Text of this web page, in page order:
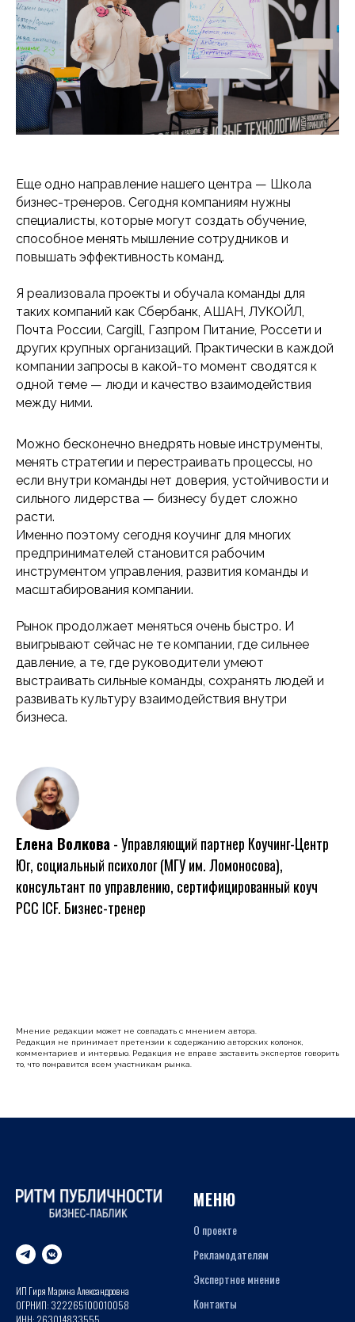
Еще одно направление нашего центра — Школа
бизнес-тренеров. Сегодня компаниям нужны
специалисты, которые могут создать обучение,
способное менять мышление сотрудников и
повышать эффективность команд.
Я реализовала проекты и обучала команды для
таких компаний как Сбербанк, АШАН, ЛУКОЙЛ,
Почта России, Cargill, Газпром Питание, Россети и
других крупных организаций. Практически в каждой
компании запросы в какой-то момент сводятся к
одной теме — люди и качество взаимодействия
между ними.
Можно бесконечно внедрять новые инструменты,
менять стратегии и перестраивать процессы, но
если внутри команды нет доверия, устойчивости и
сильного лидерства — бизнесу будет сложно
расти.
Именно поэтому сегодня коучинг для многих
предпринимателей становится рабочим
инструментом управления, развития команды и
масштабирования компании.
Рынок продолжает меняться очень быстро. И
выигрывают сейчас не те компании, где сильнее
давление, а те, где руководители умеют
выстраивать сильные команды, сохранять людей и
развивать культуру взаимодействия внутри
бизнеса.
Елена Волкова - Управляющий партнер Коучинг-Центр
Юг, социальный психолог (МГУ им. Ломоносова),
консультант по управлению, сертифицированный коуч
РСС ICF. Бизнес-тренер
Мнение редакции может не совпадать с мнением автора.
Редакция не принимает претензии к содержанию авторских колонок,
комментариев и интервью. Редакция не вправе заставить экспертов говорить
то, что понравится всем участникам рынка.
ИП Гиря Марина Александровна
ОГРНИП: 322265100010058
МЕНЮ
О проекте
Рекламодателям
Экспертное мнение
Контакты